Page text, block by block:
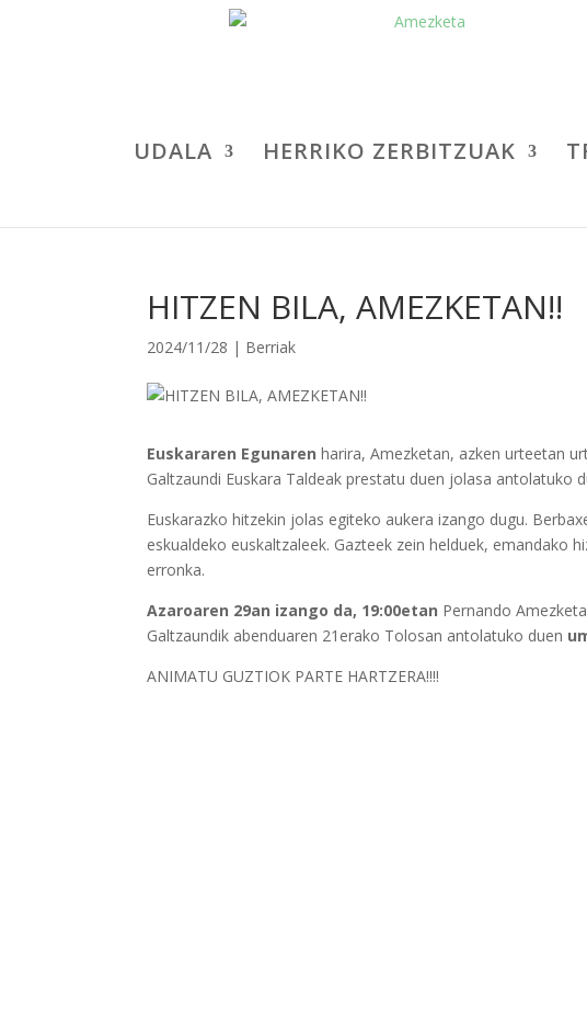
UDALA HERRIKO ZERBITZUAK
HITZEN BILA, AMEZKETAN!!
2024/11/28 | Berriak
Euskararen Egunaren harira, Amezketan, azken urteetan
Galtzaundi Euskara Taldeak prestatu duen jolasa antolatuko
Euskarazko hitzekin jolas egiteko aukera izango dugu.
eskualdeko euskaltzaleek. Gazteek zein helduek, emandako
erronka.
Azaroaren 29an izango da, 19:00etan Pernando
Galtzaundik abenduaren 21erako Tolosan antolatuko duen
ANIMATU GUZTIOK PARTE HARTZERA!!!!